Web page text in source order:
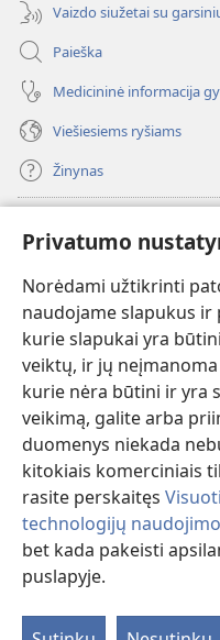
Privatumo
Norėdami užtikrinti
naudojame slapukus ir
kurie slapukai yra
veiktų, ir jų
kurie nėra būtini ir yra
veikimą, galite arba
duomenys niekada
kitokiais komerciniais
rasite perskaitęs
technologijų
bet kada pakeisti
puslapyje.
Vaizdo siužetai su
Paieška
Medicininė informacija
Viešiesiems ryšiams
Žinynas
(atsiveria
naujas
langas)Sargybos bokšto
(atsiveria
naujas
langas)JW Hub ®
(atsiveria
naujas
langas)JW Library
Watchtower Library
Copyright© 2026 Watch Tower
NAUDOJIMOSI SVETAINE